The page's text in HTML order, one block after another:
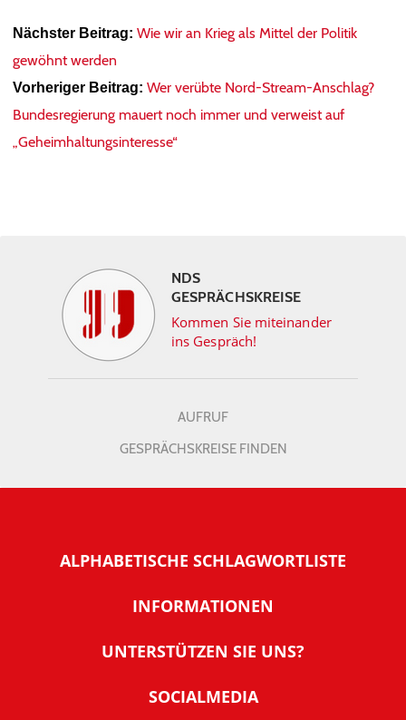
Nächster Beitrag: Wie wir an Krieg als Mittel der Politik
gewöhnt werden
Vorheriger Beitrag: Wer verübte Nord-Stream-Anschlag?
Bundesregierung mauert noch immer und verweist auf
„Geheimhaltungsinteresse“
NDS
GESPRÄCHSKREISE
Kommen Sie miteinander
ins Gespräch!
AUFRUF
GESPRÄCHSKREISE FINDEN
ALPHABETISCHE SCHLAGWORTLISTE
INFORMATIONEN
Warum NachDenkSeiten
Tipps zur Nutzung der NachDenkSeiten
UNTERSTÜTZEN SIE UNS?
SOCIALMEDIA